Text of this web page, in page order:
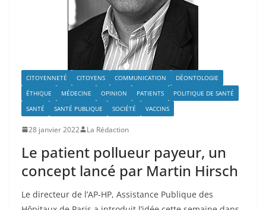
CITOYENNETÉ CITOYENS COMMUNICATION
DÉONTOLOGIE
ÉTHIQUE
MÉDECINE OPINION PATIENTS
POLITIQUE DE SANTÉ
SANTÉ
SANTÉ PUBLIQUE SOCIÉTÉ VACCINS
28 janvier 2022 La Rédaction
Le patient pollueur payeur, un
concept lancé par Martin Hirsch
Le directeur de l’AP-HP, Assistance Publique des